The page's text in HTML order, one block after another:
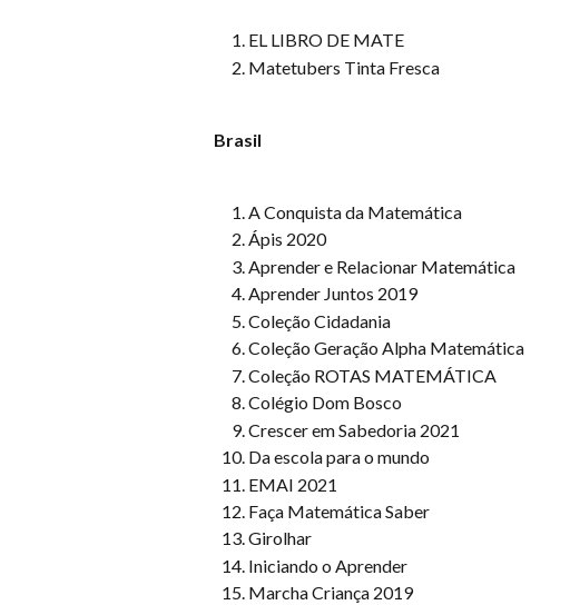
EL LIBRO DE MATE
Matetubers Tinta Fresca
Brasil
A Conquista da Matemática
Ápis 2020
Aprender e Relacionar Matemática
Aprender Juntos 2019
Coleção Cidadania
Coleção Geração Alpha Matemática
Coleção ROTAS MATEMÁTICA
Colégio Dom Bosco
Crescer em Sabedoria 2021
Da escola para o mundo
EMAI 2021
Faça Matemática Saber
Girolhar
Iniciando o Aprender
Marcha Criança 2019